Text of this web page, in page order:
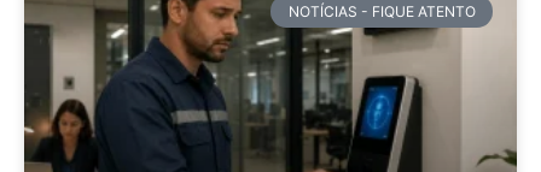
NOTÍCIAS - FIQUE ATENTO